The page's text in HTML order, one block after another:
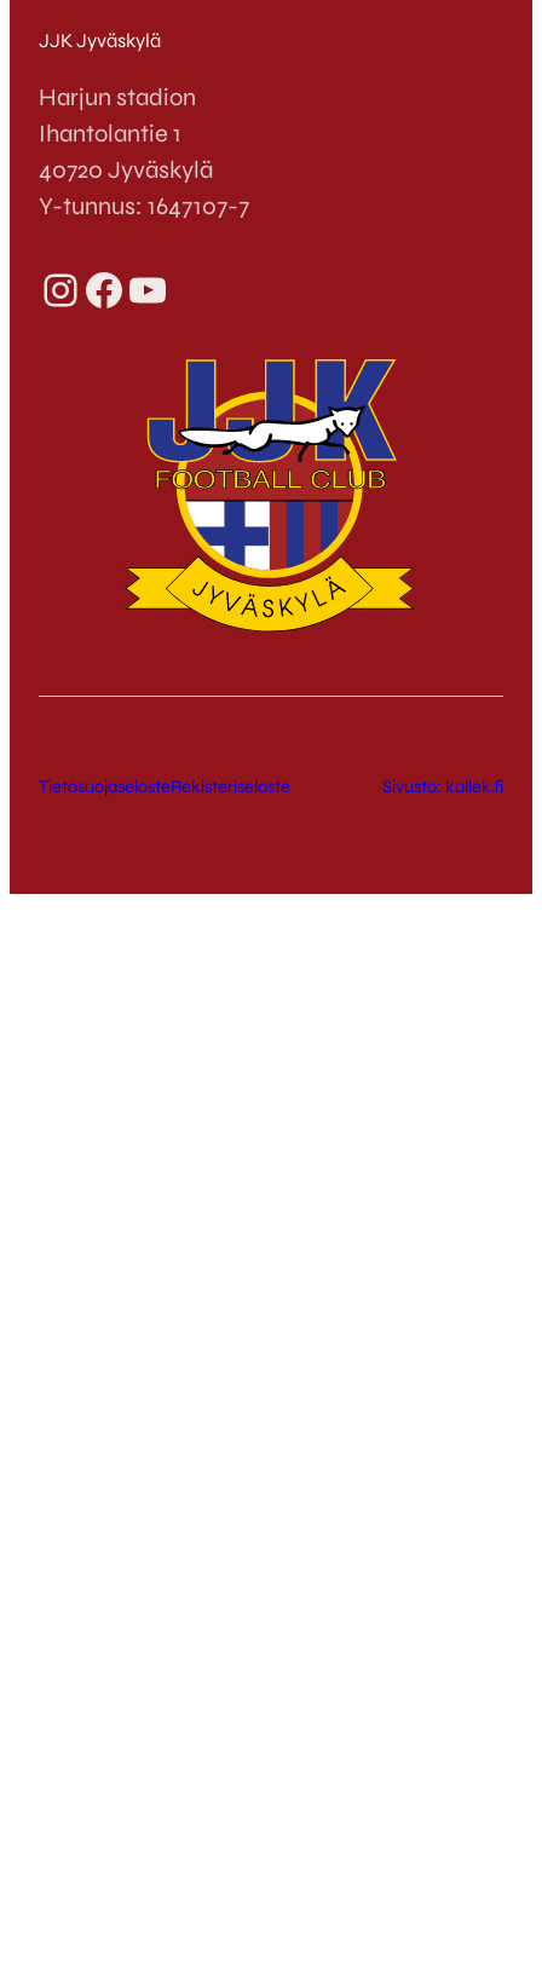
JJK Jyväskylä
Harjun stadion
Ihantolantie 1
40720 Jyväskylä
Y-tunnus: 1647107-7
InstagramFacebook YouTube
TietosuojaselosteRekisteriseloste Sivusto: kallek.fi